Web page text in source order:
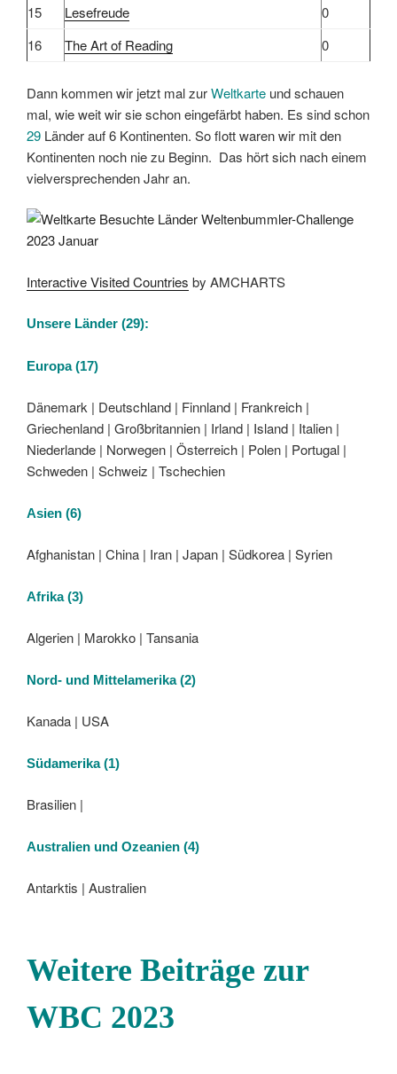
15 Lesefreude
0
16
The Art of Reading 0
Dann kommen wir jetzt mal zurWeltkarte und schauen
mal, wie weit wir sie schon eingefärbt haben. Es sind schon
29 Länder auf 6 Kontinenten. So flott waren wir mit den
Kontinenten noch nie zu Beginn. Das hört sich nach einem
vielversprechenden Jahr an.
Interactive Visited Countries by AMCHARTS
Unsere Länder (29):
Europa (17)
Dänemark | Deutschland | Finnland | Frankreich |
Griechenland | Großbritannien | Irland | Island | Italien |
Niederlande | Norwegen | Österreich | Polen | Portugal |
Schweden | Schweiz | Tschechien
Asien (6)
Afghanistan | China | Iran | Japan | Südkorea | Syrien
Afrika (3)
Algerien | Marokko | Tansania
Nord- und Mittelamerika (2)
Kanada | USA
Südamerika (1)
Brasilien |
Australien und Ozeanien (4)
Antarktis | Australien
Weitere Beiträge zur
WBC 2023